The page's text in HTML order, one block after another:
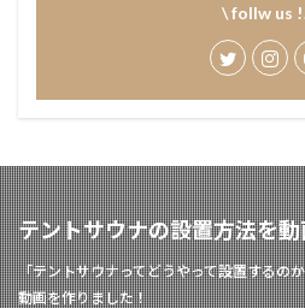
\ follw us
テントサウナの設置方法を
「テントサウナってどうやって設置するの
動画を作りました！